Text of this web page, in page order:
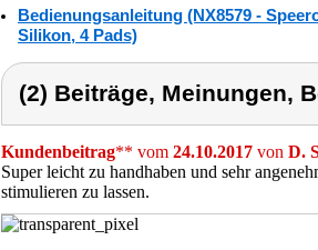
Bedienungsanleitung (NX8579 -
Silikon, 4 Pads)
(2) Beiträge, Meinungen,
Kundenbeitrag** vom 24.10.2017 von D.
Super leicht zu handhaben und sehr
stimulieren zu lassen.